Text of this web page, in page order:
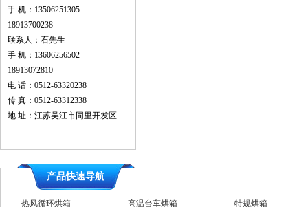
手 机：13506251305
18913700238
联系人：石先生
手 机：13606256502
18913072810
电 话：0512-63320238
传 真：0512-63312338
地 址：江苏吴江市同里开发区
产品快速导航
高温充氮烘箱 热风循环烘箱 高温台车烘箱